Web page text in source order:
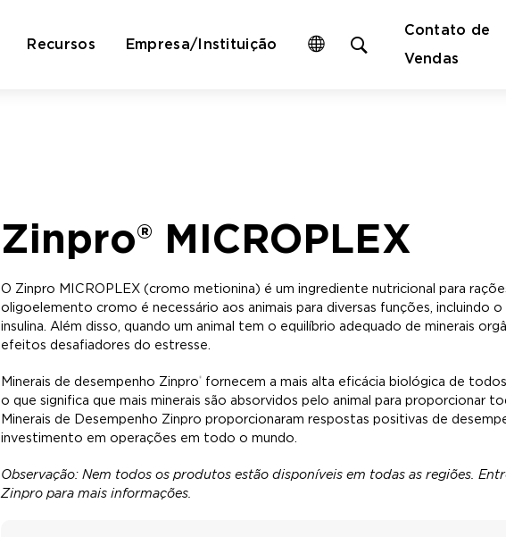
Recursos Empresa/Instituição
Contato de
Vendas
Zinpro® MICROPLEX
O Zinpro MICROPLEX (cromo metionina) é um ingrediente nutricional para
oligoelemento cromo é necessário aos animais para diversas funções, incluindo
insulina. Além disso, quando um animal tem o equilíbrio adequado de minerais
efeitos desafiadores do estresse.
Minerais de desempenho Zinpro® fornecem a mais alta eficácia biológica de
o que significa que mais minerais são absorvidos pelo animal para proporcionar
Minerais de Desempenho Zinpro proporcionaram respostas positivas de
investimento em operações em todo o mundo.
Observação: Nem todos os produtos estão disponíveis em todas as regiões.
Zinpro para mais informações.